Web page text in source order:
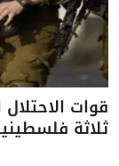
قوات
ثلاثة